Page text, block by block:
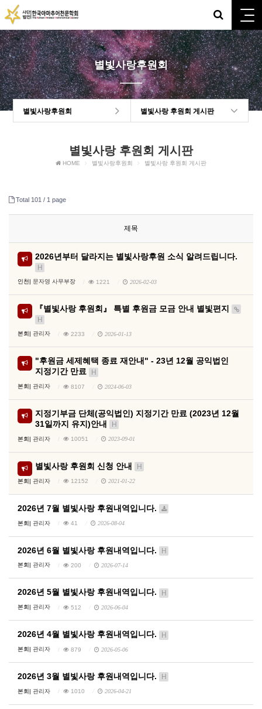
별빛사랑후원회
별빛사랑후원회 별빛사랑 후원회 게시판
별빛사랑 후원회 게시판
HOME 별빛사랑후원회 별빛사랑 후원회 게시판
Total 101 / 1 page
제목
2026년부터 달라지는 별빛사랑후원 소식 알려드립니다.
H
인천| 문자영 사무부장 1221 2026-02-03
『별빛사랑 후원회』 특별 후원금 모금 안내 별빛편지
H
본회| 관리자 2233 2026-01-13
"후원금 세제혜택 종료 재안내" - 23년 12월 공익법인
지정기간 만료
H
본회| 관리자 8107 2024-06-03
지정기부금 단체(공익법인) 지정기간 만료 (2023년 12월
31일까지 유지)안내
H
본회| 관리자 10051 2023-09-01
별빛사랑 후원회 신청 안내 H
본회| 관리자 12152 2021-01-22
2026년 7월 별빛사랑 후원내역입니다.
본회| 관리자 41 2026-08-04
2026년 6월 별빛사랑 후원내역입니다. H
본회| 관리자 200 2026-07-14
2026년 5월 별빛사랑 후원내역입니다. H
본회| 관리자 512 2026-06-04
2026년 4월 별빛사랑 후원내역입니다. H
본회| 관리자 879 2026-05-06
2026년 3월 별빛사랑 후원내역입니다. H
본회| 관리자 1010 2026-04-21